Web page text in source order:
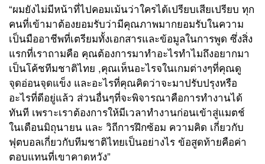
“ผมยังไม่มีหน้าที่ไปคอมเม้นว่าใครได้เปรียบเสียเปรียบ ทุก
คนที่เข้ามาต้องยอมรับว่ามีคุณภาพมากยอมรับในความ
เป็นมืออาชีพที่เตรียมทั้งเอกสารและข้อมูลในการพูด ซึ่งสิ่ง
แรกที่เราถามคือ คุณต้องการมาทำอะไรทำไมถึงอยากมา
เป็นโค้ชทีมชาติไทย ,คุณเห็นอะไรจในเกมต่างๆที่คุณดู
จุดอ่อนจุดแข็ง และอะไรที่คุณคิดว่าจะมาปรับปรุงหรือ
อะไรที่ดีอยู่แล้ว ส่วนอื่นๆที่จะพิจารณาคือการทำงานได้
ทันที เพราะเราต้องการให้มีเวลาทำงานก่อนเข้าสู่แมตช์
ในเดือนมิถุนายน และ วิถีการฝึกซ้อม ความคิด เกี่ยวกับ
ฟุตบอลเกี่ยวกับทีมชาติไทยเป็นอย่างไร ข้อสูดท้ายคือค่า
ตอบแทนที่เขาคาดหวัง”